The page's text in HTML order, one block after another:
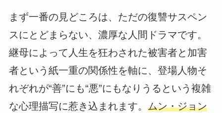
まず一番の見どころは、ただの復讐サスペン
スにとどまらない、濃厚な人間ドラマです。
継母によって人生を狂わされた被害者と加害
者という紙一重の関係性を軸に、登場人物そ
れぞれが“善”にも“悪”にもなりうるという複雑
な心理描写に惹き込まれます。 ムン・ジョン